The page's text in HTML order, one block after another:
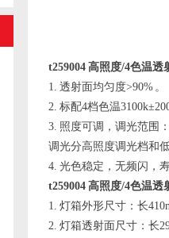
t259004 高照度/4色温透
1. 透射面均匀度>90% 。
2. 标配4档色温
3. 照度可调，调光范围
调光分高照度调光档和低
4. 光色稳定，无频闪，
t259004 高照度/4色温透
1. 灯箱外形尺寸：长
2. 灯箱透射面尺寸：长